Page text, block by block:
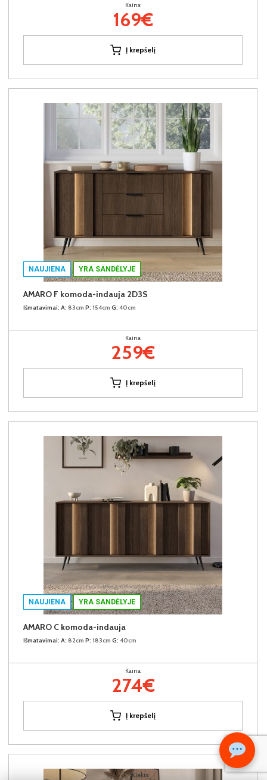
Kiekis:
Kaina:
169€
Į krepšelį
NAUJIENA YRA SANDĖLYJE
AMARO F komoda-indauja 2D3S
Išmatavimai: A: 83cm P: 154cm G: 40cm
Kaina:
259€
Į krepšelį
NAUJIENA YRA SANDĖLYJE
AMARO C komoda-indauja
Išmatavimai: A: 82cm P: 183cm G: 40cm
Kaina:
274€
Į krepšelį